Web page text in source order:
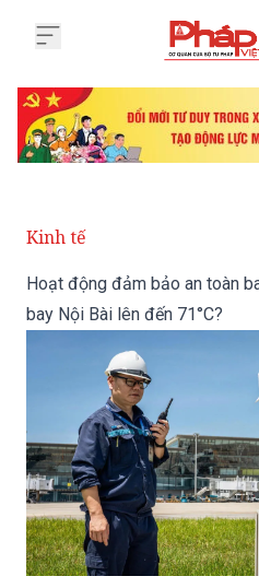
Kinh tế
Hoạt động đảm bảo an toàn
bay Nội Bài lên đến 71°C?